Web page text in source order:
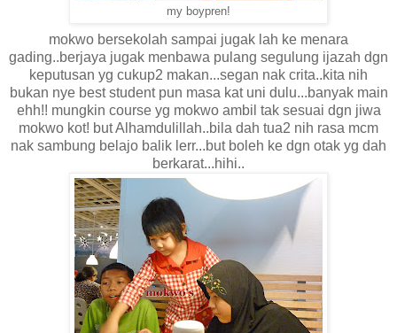
my boypren!
mokwo bersekolah sampai jugak lah ke menara
gading..berjaya jugak menbawa pulang segulung ijazah dgn
keputusan yg cukup2 makan...segan nak crita..kita nih
bukan nye best student pun masa kat uni dulu...banyak main
ehh!! mungkin course yg mokwo ambil tak sesuai dgn jiwa
mokwo kot! but Alhamdulillah..bila dah tua2 nih rasa mcm
nak sambung belajo balik lerr...but boleh ke dgn otak yg dah
berkarat...hihi..